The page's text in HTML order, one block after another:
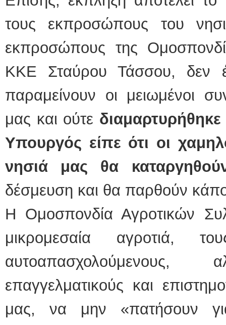
τους εκπροσώπους του
εκπροσώπους της
ΚΚΕ Σταύρου Τάσσου, δεν
παραμείνουν οι μειωμένοι
μας και ούτε διαμαρτυρήθηκε
Υπουργός είπε ότι οι
νησιά μας θα
δέσμευση και θα παρθούν
Η Ομοσπονδία Αγροτικών
μικρομεσαία αγροτιά,
επαγγελματικούς και
μας, να μην «πατήσουν